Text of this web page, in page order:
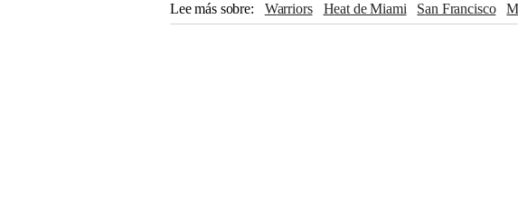
Lee más sobre
Warriors Heat de Miami San Francisco
Charlotte
Toronto Stephen Curry